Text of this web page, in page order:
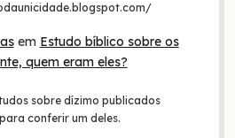
em Estudo bíblico sobre os
quem eram eles?
sobre dízimo publicados
conferir um deles.